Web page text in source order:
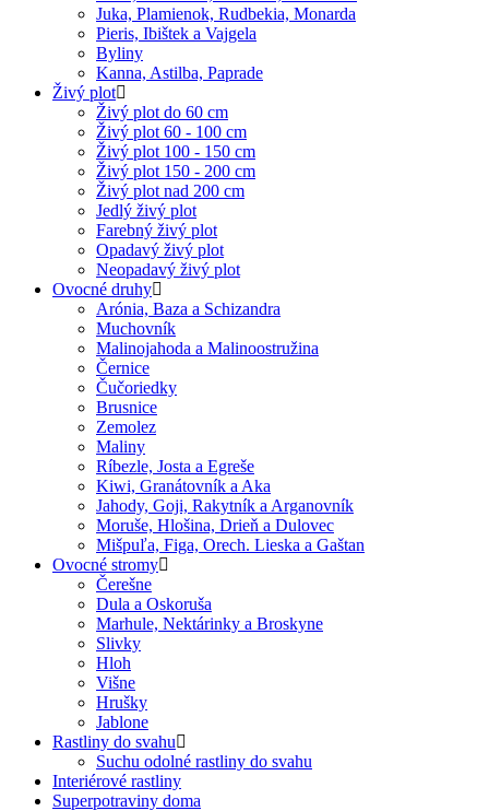
Juka, Plamienok, Rudbekia, Monarda
Pieris, Ibištek a Vajgela
Byliny
Kanna, Astilba, Paprade
Živý plot
Živý plot do 60 cm
Živý plot 60 - 100 cm
Živý plot 100 - 150 cm
Živý plot 150 - 200 cm
Živý plot nad 200 cm
Jedlý živý plot
Farebný živý plot
Opadavý živý plot
Neopadavý živý plot
Ovocné druhy
Arónia, Baza a Schizandra
Muchovník
Malinojahoda a Malinoostružina
Černice
Čučoriedky
Brusnice
Zemolez
Maliny
Ríbezle, Josta a Egreše
Kiwi, Granátovník a Aka
Jahody, Goji, Rakytník a Arganovník
Moruše, Hlošina, Drieň a Dulovec
Mišpuľa, Figa, Orech. Lieska a Gaštan
Ovocné stromy
Čerešne
Dula a Oskoruša
Marhule, Nektárinky a Broskyne
Slivky
Hloh
Višne
Hrušky
Jablone
Rastliny do svahu
Suchu odolné rastliny do svahu
Interiérové rastliny
Superpotraviny doma